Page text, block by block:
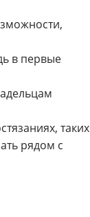
в первые
таких
рядом с